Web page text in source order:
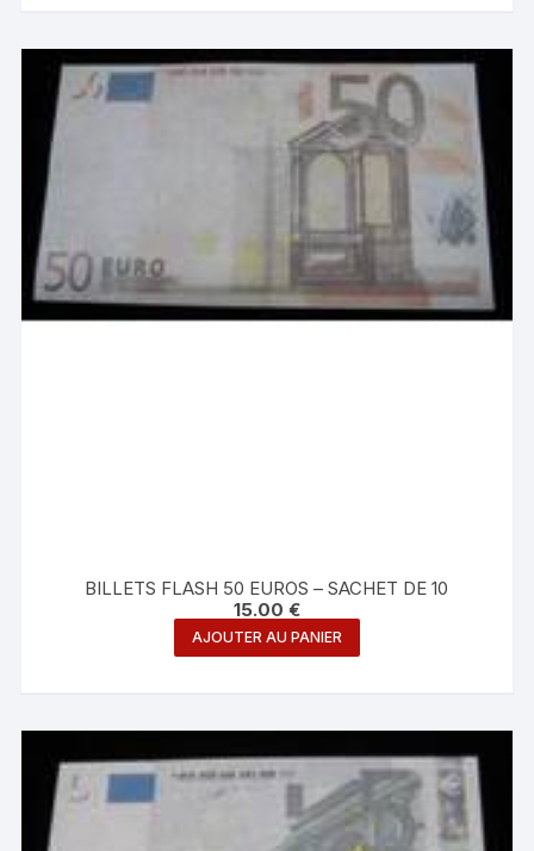
BILLETS FLASH 50 EUROS – SACHET DE 10
15.00 €
AJOUTER AU PANIER